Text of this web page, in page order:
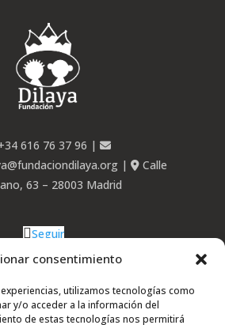
consentimiento
utilizamos tecnologías como
y/o acceder a la información del
de estas tecnologías nos permitirá
616 76 37 96 |
|
Calle
63 – 28003 Madrid
Seguir
Seguir
Seguir